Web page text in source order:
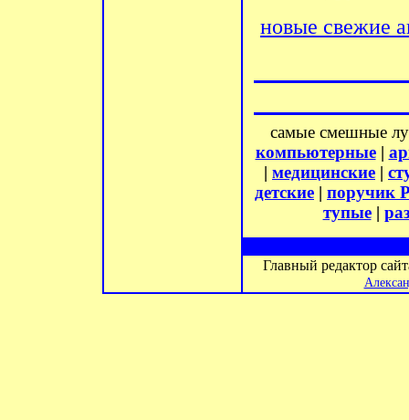
новые свежие
самые смешные
компьютерные|
| медицинские |
детские | поручик
тупые|
Главный редактор